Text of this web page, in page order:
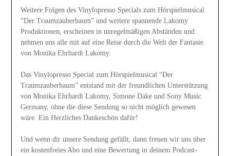
Weitere Folgen des Vinylopresso Specials zum Hörspielmusical
“Der Traumzauberbaum” und weitere spannende Lakomy
Produktionen, erscheinen in unregelmäßigen Abständen und
nehmen uns alle mit auf eine Reise durch die Welt der Fantasie
von Monika Ehrhardt Lakomy.
Das Vinylopresso Special zum Hörspielmusical “Der
Traumzauberbaum” entstand mit der freundlichen Unterstützung
von Monika Ehrhardt Lakomy, Simone Dake und Sony Music
Germany, ohne die diese Sendung so nicht möglich gewesen
wäre. Ein Herzliches Dankeschön dafür!
Und wenn dir unsere Sendung gefällt, dann freuen wir uns über
ein kostenfreies Abo und eine Bewertung in deinem Podcast-